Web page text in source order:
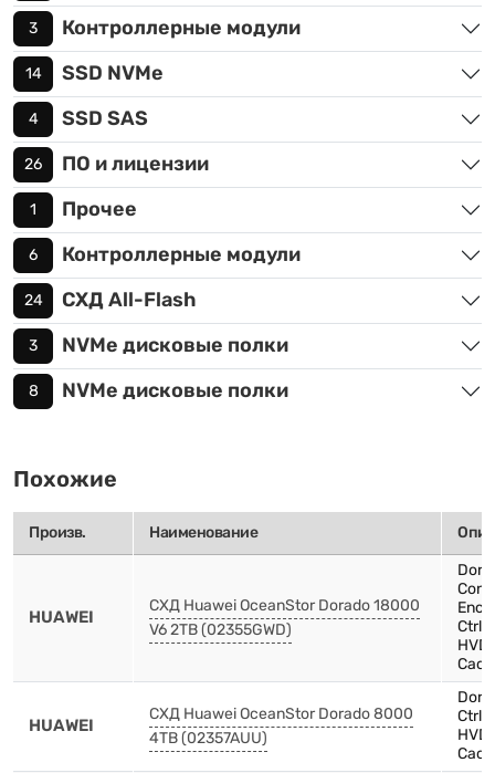
3 Контроллерные модули
14 SSD NVMe
4 SSD SAS
26 ПО и лицензии
1 Прочее
6 Контроллерные модули
24 СХД All-Flash
3 NVMe дисковые полки
8 NVMe дисковые полки
Похожие
Произв. Наименование
HUAWEI
СХД Huawei OceanStor Dorado 18000
V6 2TB (02355GWD)
HUAWEI
СХД Huawei OceanStor Dorado 8000
4TB (02357AUU)